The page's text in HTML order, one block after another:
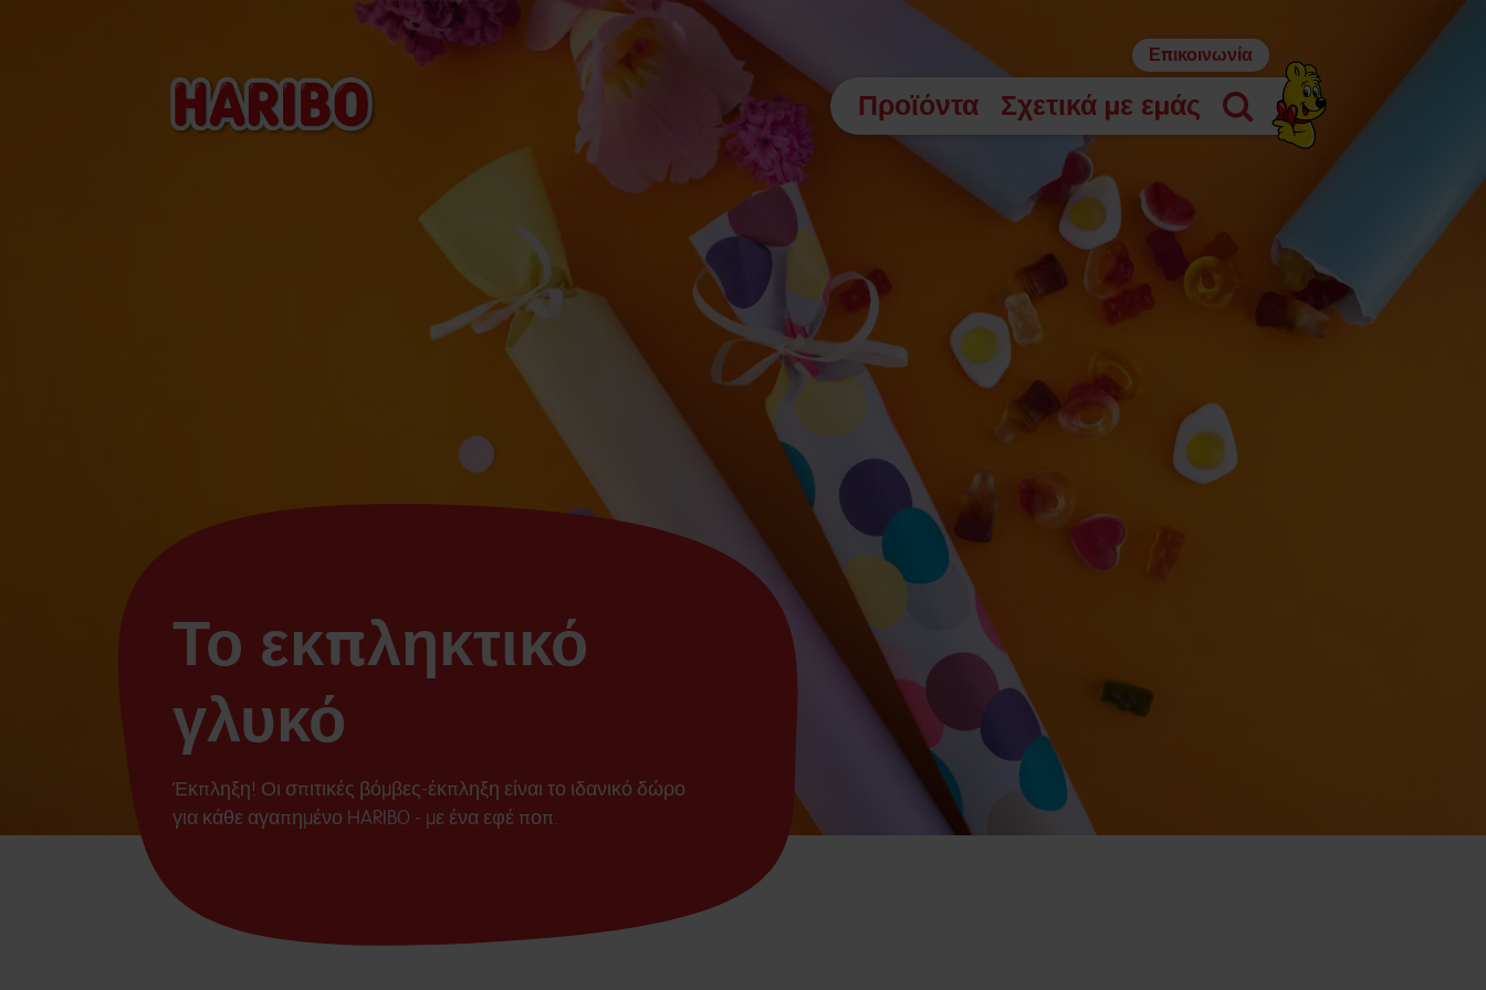
Προϊόντα Σχετικά με εμάς
Αναζήτηση
Επικοινωνία
Το εκπληκτικό
γλυκό
Έκπληξη! Οι σπιτικές βόμβες-έκπληξη είναι το ιδανικό δώρο
για κάθε αγαπημένο HARIBO - με ένα εφέ ποπ.